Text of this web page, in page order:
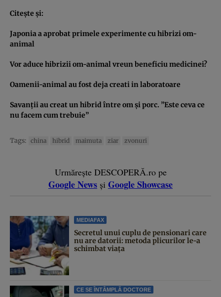
Citeşte şi:
Japonia a aprobat primele experimente cu hibrizi om-
animal
Vor aduce hibrizii om-animal vreun beneficiu medicinei?
Oamenii-animal au fost deja creati in laboratoare
Savanţii au creat un hibrid între om şi porc. ”Este ceva ce
nu facem cum trebuie”
Tags: china hibrid maimuta ziar zvonuri
Urmărește DESCOPERĂ.ro pe
Google News și Google Showcase
MEDIAFAX
Secretul unui cuplu de pensionari care
nu are datorii: metoda plicurilor le-a
schimbat viața
CE SE ÎNTÂMPLĂ DOCTORE